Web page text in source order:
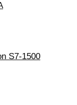
S7-1500